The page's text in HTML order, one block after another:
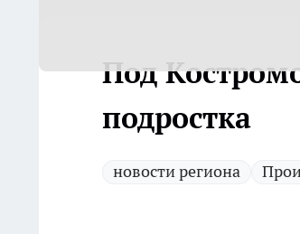
Под
подростка
новости региона